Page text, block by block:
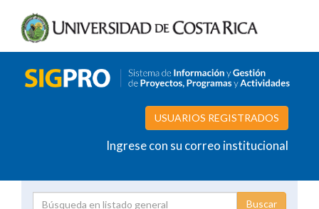
USUARIOS REGISTRADOS
Ingrese con su correo institucional